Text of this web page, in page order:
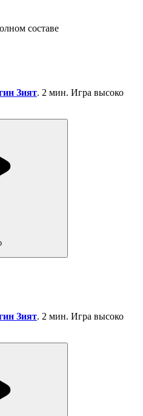
составе
Зият. 2 мин. Игра высоко
Зият. 2 мин. Игра высоко